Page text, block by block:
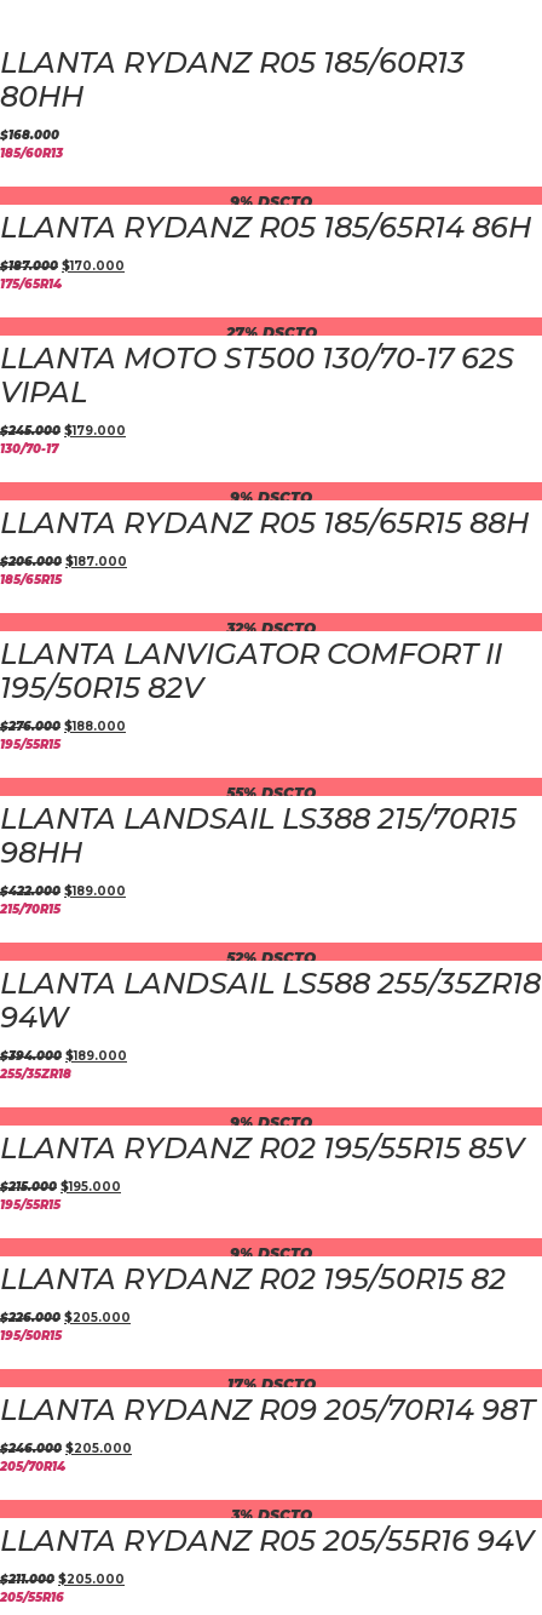
LLANTA RYDANZ R05 185/60R13
80HH
$168.000
185/60R13
9% DSCTO
LLANTA RYDANZ R05 185/65R14 86H
$187.000 $170.000
175/65R14
27% DSCTO
LLANTA MOTO ST500 130/70-17 62S
VIPAL
$245.000 $179.000
130/70-17
9% DSCTO
LLANTA RYDANZ R05 185/65R15 88H
$206.000 $187.000
185/65R15
32% DSCTO
LLANTA LANVIGATOR COMFORT II
195/50R15 82V
$276.000 $188.000
195/55R15
55% DSCTO
LLANTA LANDSAIL LS388 215/70R15
98HH
$422.000 $189.000
215/70R15
52% DSCTO
LLANTA LANDSAIL LS588 255/35ZR18
94W
$394.000 $189.000
255/35ZR18
9% DSCTO
LLANTA RYDANZ R02 195/55R15 85V
$215.000 $195.000
195/55R15
9% DSCTO
LLANTA RYDANZ R02 195/50R15 82
$226.000 $205.000
195/50R15
17% DSCTO
LLANTA RYDANZ R09 205/70R14 98T
$246.000 $205.000
205/70R14
3% DSCTO
LLANTA RYDANZ R05 205/55R16 94V
$211.000 $205.000
205/55R16